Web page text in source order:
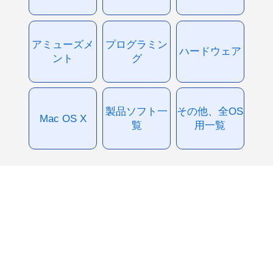
アミューズメ
ント
プログラミン
グ
ハードウェア
Mac OS X
製品ソフト一
覧
その他、全OS
用一覧